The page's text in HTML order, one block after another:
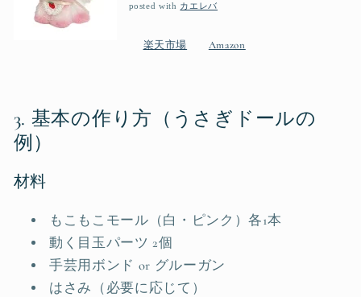
posted with カエレバ
楽天市場 Amazon
3. 基本の作り方（うさぎドールの
例）
材料
もこもこモール（白・ピンク）各1本
動く目玉パーツ 2個
手芸用ボンド or グルーガン
はさみ（必要に応じて）